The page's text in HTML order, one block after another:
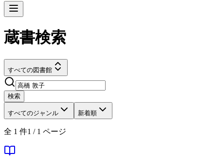
蔵書検索
すべての図書館
検索
すべてのジャンル 新着順
全 1 件1 / 1 ページ